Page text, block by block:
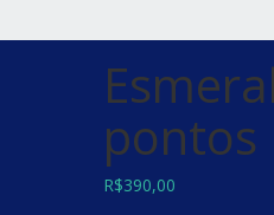
pontos
R$390,00